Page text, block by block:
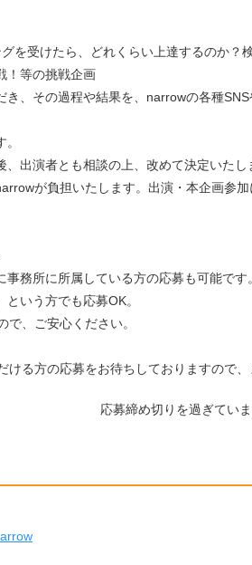
を受けたら、どれくらい上達するのか？
！等の挑戦企画
、その過程や結果を、narrowの各種
出演者とも相談の上、改めて決定いたし
が負担いたします。出演・本企画参加
務所に所属している方の応募も可能です。
いう方でも応募OK。
、ご安心ください。
る方の応募をお待ちしておりますので
応募締め切りを過ぎてい